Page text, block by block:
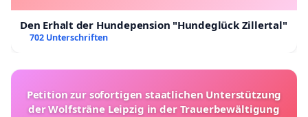
Den Erhalt der Hundepension "Hundeglück Zillertal"
702 Unterschriften
Petition zur sofortigen staatlichen Unterstützung
der Wolfsträne Leipzig in der Trauerbewältigung